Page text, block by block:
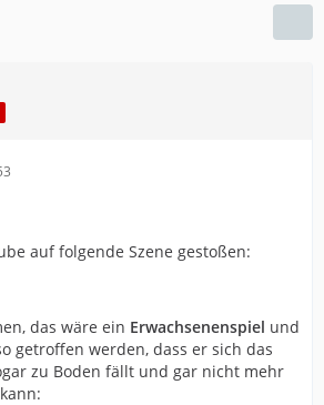
auf folgende Szene gestoßen:
das wäre ein Erwachsenenspiel und
getroffen werden, dass er sich das
zu Boden fällt und gar nicht mehr